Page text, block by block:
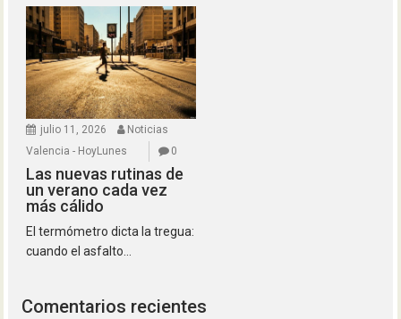
julio 11, 2026
Noticias
Valencia - HoyLunes
0
Las nuevas rutinas de
un verano cada vez
más cálido
El termómetro dicta la tregua:
cuando el asfalto...
Comentarios recientes